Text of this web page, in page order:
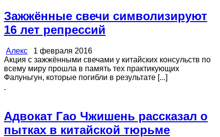
Зажжённые свечи символизируют
16 лет репрессий
Алекс 1 февраля 2016
Акция с зажжёнными свечами у китайских консульств по
всему миру прошла в память тех практикующих
Фалуньгун, которые погибли в результате [...]
Адвокат Гао Чжишень рассказал о
пытках в китайской тюрьме